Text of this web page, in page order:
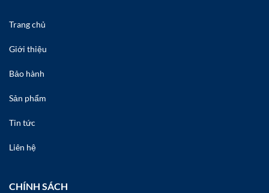
Trang chủ
Giới thiệu
Bảo hành
Sản phẩm
Tin tức
Liên hệ
CHÍNH SÁCH